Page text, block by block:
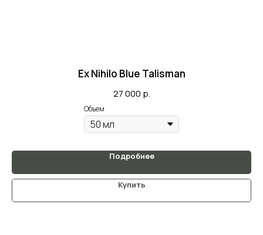
Ex Nihilo Blue Talisman
27 000 р.
Объем
Подробнее
Купить